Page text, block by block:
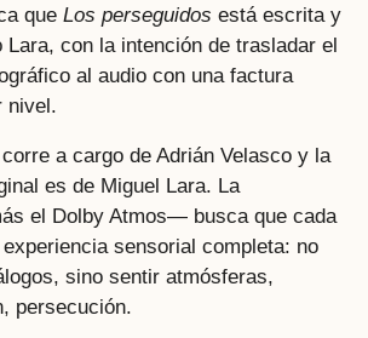
que Los perseguidos está escrita y
Lara, con la intención de trasladar el
al audio con una factura
nivel.
a cargo de Adrián Velasco y la
es de Miguel Lara. La
el Dolby Atmos— busca que cada
sensorial completa: no
sino sentir atmósferas,
persecución.